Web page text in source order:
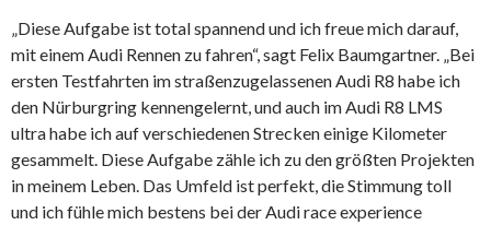
„Diese Aufgabe ist total spannend und ich freue mich darauf,
mit einem Audi Rennen zu fahren“, sagt Felix Baumgartner. „Bei
ersten Testfahrten im straßenzugelassenen Audi R8 habe ich
den Nürburgring kennengelernt, und auch im Audi R8 LMS
ultra habe ich auf verschiedenen Strecken einige Kilometer
gesammelt. Diese Aufgabe zähle ich zu den größten Projekten
in meinem Leben. Das Umfeld ist perfekt, die Stimmung toll
und ich fühle mich bestens bei der Audi race experience